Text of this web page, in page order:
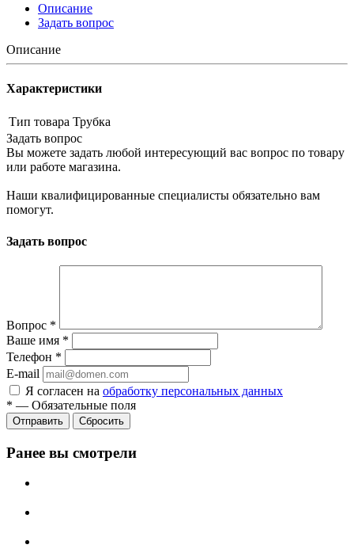
Описание
Задать вопрос
Описание
Характеристики
Тип товара Трубка
Задать вопрос
Вы можете задать любой интересующий вас вопрос по товару
или работе магазина.
Наши квалифицированные специалисты обязательно вам
помогут.
Задать вопрос
Вопрос *
Ваше имя *
Телефон *
E-mail
Я согласен на обработку персональных данных
* — Обязательные поля
Сбросить
Ранее вы смотрели